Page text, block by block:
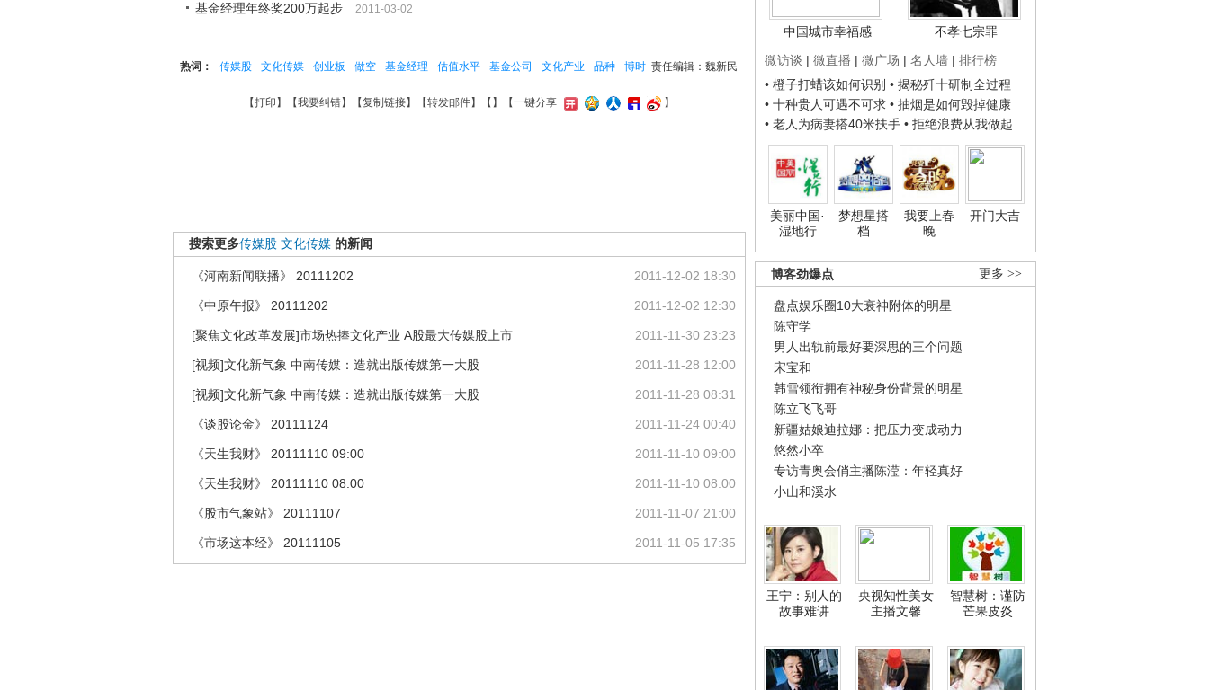
中国城市幸福感
不孝七宗罪
微访谈 | 微直播 | 微广场 | 名人墙 | 排行榜
• 橙子打蜡该如何识别 • 揭秘歼十研制全过程
• 十种贵人可遇不可求 • 抽烟是如何毁掉健康
• 老人为病妻搭40米扶手 • 拒绝浪费从我做起
美丽中国·
湿地行
梦想星搭
档
我要上春
晚
开门大吉
更多 >>
博客劲爆点
盘点娱乐圈10大衰神附体的明星
陈守学
男人出轨前最好要深思的三个问题
宋宝和
韩雪领衔拥有神秘身份背景的明星
陈立飞飞哥
新疆姑娘迪拉娜：把压力变成动力
悠然小卒
专访青奥会俏主播陈滢：年轻真好
小山和溪水
王宁：别人的
故事难讲
央视知性美女
主播文馨
智慧树：谨防
芒果皮炎
基金经理年终奖200万起步 2011-03-02
责任编辑：魏新民
热词： 传媒股 文化传媒 创业板 做空 基金经理 估值水平 基金公司 文化产业 品种 博时
【打印 】【我要纠错】【复制链接】【转发邮件】【 】 【一键分享 】
搜索更多传媒股 文化传媒 的新闻
2011-12-02 18:30
《河南新闻联播》 20111202
2011-12-02 12:30
《中原午报》 20111202
2011-11-30 23:23
[聚焦文化改革发展]市场热捧文化产业 A股最大传媒股上市
2011-11-28 12:00
[视频]文化新气象 中南传媒：造就出版传媒第一大股
2011-11-28 08:31
[视频]文化新气象 中南传媒：造就出版传媒第一大股
2011-11-24 00:40
《谈股论金》 20111124
2011-11-10 09:00
《天生我财》 20111110 09:00
2011-11-10 08:00
《天生我财》 20111110 08:00
2011-11-07 21:00
《股市气象站》 20111107
2011-11-05 17:35
《市场这本经》 20111105